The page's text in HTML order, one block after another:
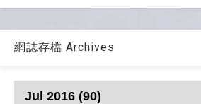
網誌存檔 Archives